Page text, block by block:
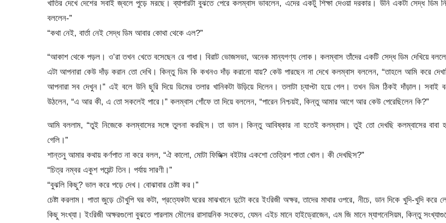
খাতির দেখে দেশের সবাই জ্বলে পুড়ে মরছে। ব্যাপারটা বুঝতে পেরে কলম্বাস ভাবলেন, এদের একটু শিক্ষা দেওয়া দরকার। উনি একটা সেদ্ধ ডিম
বললেন-”
“কথা নেই, বার্তা নেই সেদ্ধ ডিম আবার কোথা থেকে এল?”
“আকাশ থেকে পড়ল। ও’রা তখন খেতে বসেছেন রে গাধা। বিরাট ভোজসভা, অনেক মান্যগণ্য লোক। কলম্বাস তাঁদের একটি সেদ্ধ ডিম দেখিয়ে
এটা আপনারা কেউ দাঁড় করান তো দেখি। কিন্তু ডিম কি কখনও দাঁড় করানো যায়? কেউ পারছেন না দেখে কলম্বাস বললেন, “তাহলে আমি করে
আপনারা সব দেখুন।” এই বলে উনি ছুরি দিয়ে ডিমের তলার খানিকটা উড়িয়ে দিলেন। তলাটা চ্যাপ্টা হয়ে গেল। তখন ডিম ঠিকই দাঁড়াল। সবাই
উঠলেন, “এ আর কী, এ তো সকলেই পারে।” কলম্বাস গোঁফে তা দিয়ে বললেন, “পারেন নিশ্চয়ই, কিন্তু আমার আগে আর কেউ পেরেছিলেন কি?”
আমি বললাম, “তুই নিজেকে কলম্বাসের সঙ্গে তুলনা করছিস। তা ভাল। কিন্তু আবিষ্কার না হতেই কলম্বাস। তুই তো দেখছি কলম্বাসের বাবা
গেলি।”
শান্তনু আমার কথায় কর্ণপাত না করে বলল, “ঐ কালো, মোটা ফিজিক্স বইটার একশো তেত্রিশ পাতা খোল। কী দেখছিস?”
“চিত্র নম্বর একুশ পয়েন্ট তিন। পর্যায় সারণী।”
“বুঝলি কিছু? ভাল করে পড়ে দেখ। বোঝাবার চেষ্টা কর।”
চেষ্টা করলাম। পাতা জুড়ে চৌখুপি ঘর কটা, প্রত্যেকটা ঘরের মাঝখানে দুটো করে ইংরিজী অক্ষর, তাদের মাথার ওপরে, নীচে, ডান দিকে খুদি-খুদি করে
কিছু সংখ্যা। ইংরিজী অক্ষরগুলো বুঝতে পারলাম মৌলের রাসায়নিক সংকেত, যেমন এইচ মানে হাইড্রোজেন, এম জি মানে ম্যাগনেসিয়ম, কিন্তু